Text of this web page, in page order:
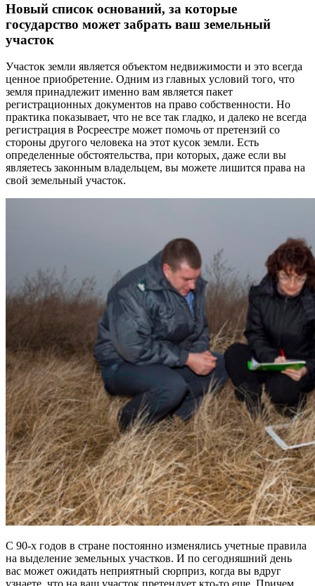
Новый список оснований, за которые
государство может забрать ваш земельный
участок
Участок земли является объектом недвижимости и это всегда
ценное приобретение. Одним из главных условий того, что
земля принадлежит именно вам является пакет
регистрационных документов на право собственности. Но
практика показывает, что не все так гладко, и далеко не всегда
регистрация в Росреестре может помочь от претензий со
стороны другого человека на этот кусок земли. Есть
определенные обстоятельства, при которых, даже если вы
являетесь законным владельцем, вы можете лишится права на
свой земельный участок.
С 90-х годов в стране постоянно изменялись учетные правила
на выделение земельных участков. И по сегодняшний день
вас может ожидать неприятный сюрприз, когда вы вдруг